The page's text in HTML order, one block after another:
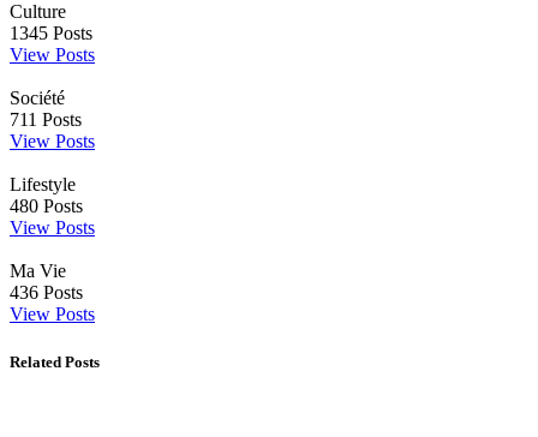
Culture
1345 Posts
View Posts
Société
711 Posts
View Posts
Lifestyle
480 Posts
View Posts
Ma Vie
436 Posts
View Posts
Related Posts